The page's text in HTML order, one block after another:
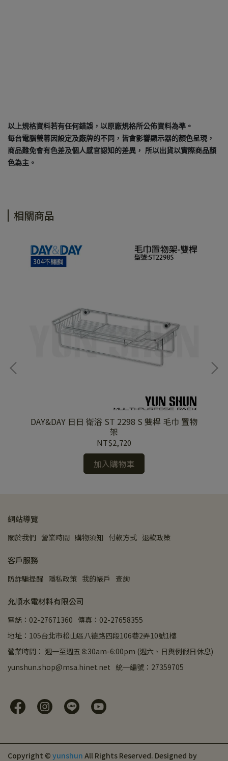
以上規格資料若有任何錯誤，以原廠規格所公佈資料為準。
每台電腦螢幕因設定及廠牌的不同，皆會影響顯示器的顏色呈現，
商品難免會有色差及個人感官認知的差異， 所以出貨以實際商品顏
色為主。
相關商品
DAY&DAY 日日 衛浴 ST 2298 S 雙桿 毛巾 置物
架
NT$2,720
加入購物車
網站導覽
關於我們 營業時間 購物須知 付款方式 退款政策
客戶服務
防詐騙提醒 隱私政策 我的帳戶 查詢
允順水電材料有限公司
電話：02-27671360 傳真：02-27658355
地址：105台北市松山區八德路四段106巷2弄10號1樓
營業時間： 週一至週五 8:30am-6:00pm (週六、日與例假日休息)
yunshun.shop@msa.hinet.net 統一編號：27359705
Copyright © yunshun All Rights Reserved. Designed by